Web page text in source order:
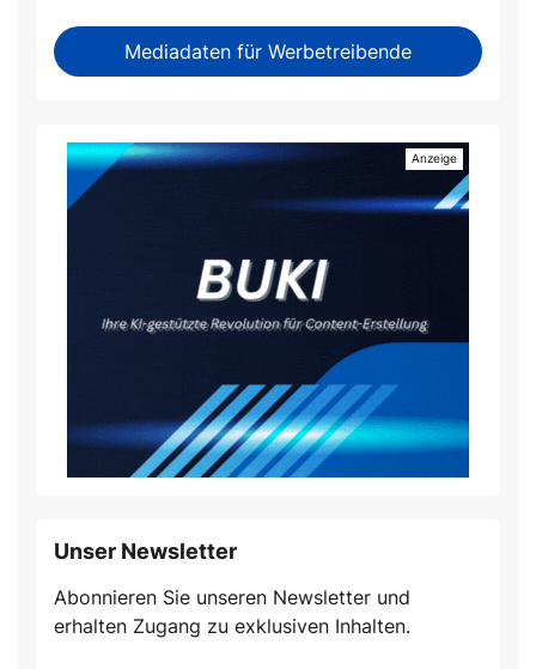
Mediadaten für Werbetreibende
Unser Newsletter
Abonnieren Sie unseren Newsletter und
erhalten Zugang zu exklusiven Inhalten.